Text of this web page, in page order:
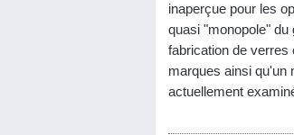
inaperçue pour les
quasi "monopole"
fabrication de verres
marques ainsi qu'un
actuellement